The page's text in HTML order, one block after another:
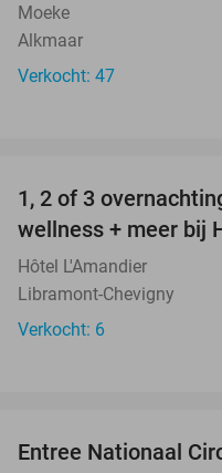
Moeke
Alkmaar
Verkocht: 47
TODAY
1, 2 of 3
wellness + meer bij
Hôtel L'Amandier
Libramont-Chevigny
Verkocht: 6
Entree Nationaal